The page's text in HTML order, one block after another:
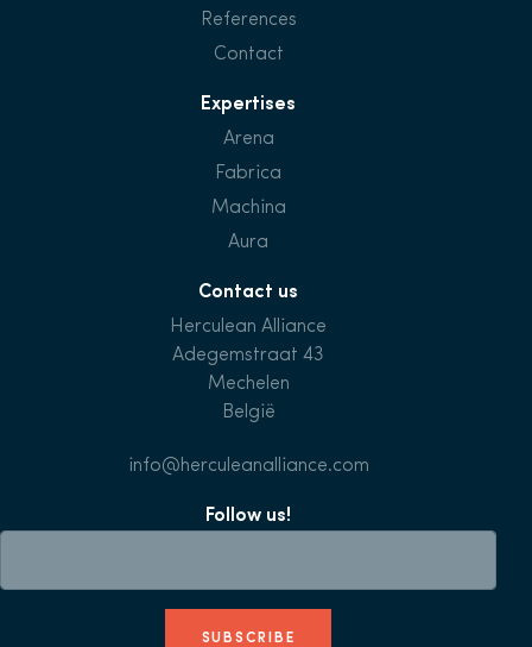
References
Contact
Expertises
Arena
Fabrica
Machina
Aura
Contact us
Herculean Alliance
Adegemstraat 43
Mechelen
België
info@herculeanalliance.com
Follow us!
SUBSCRIBE